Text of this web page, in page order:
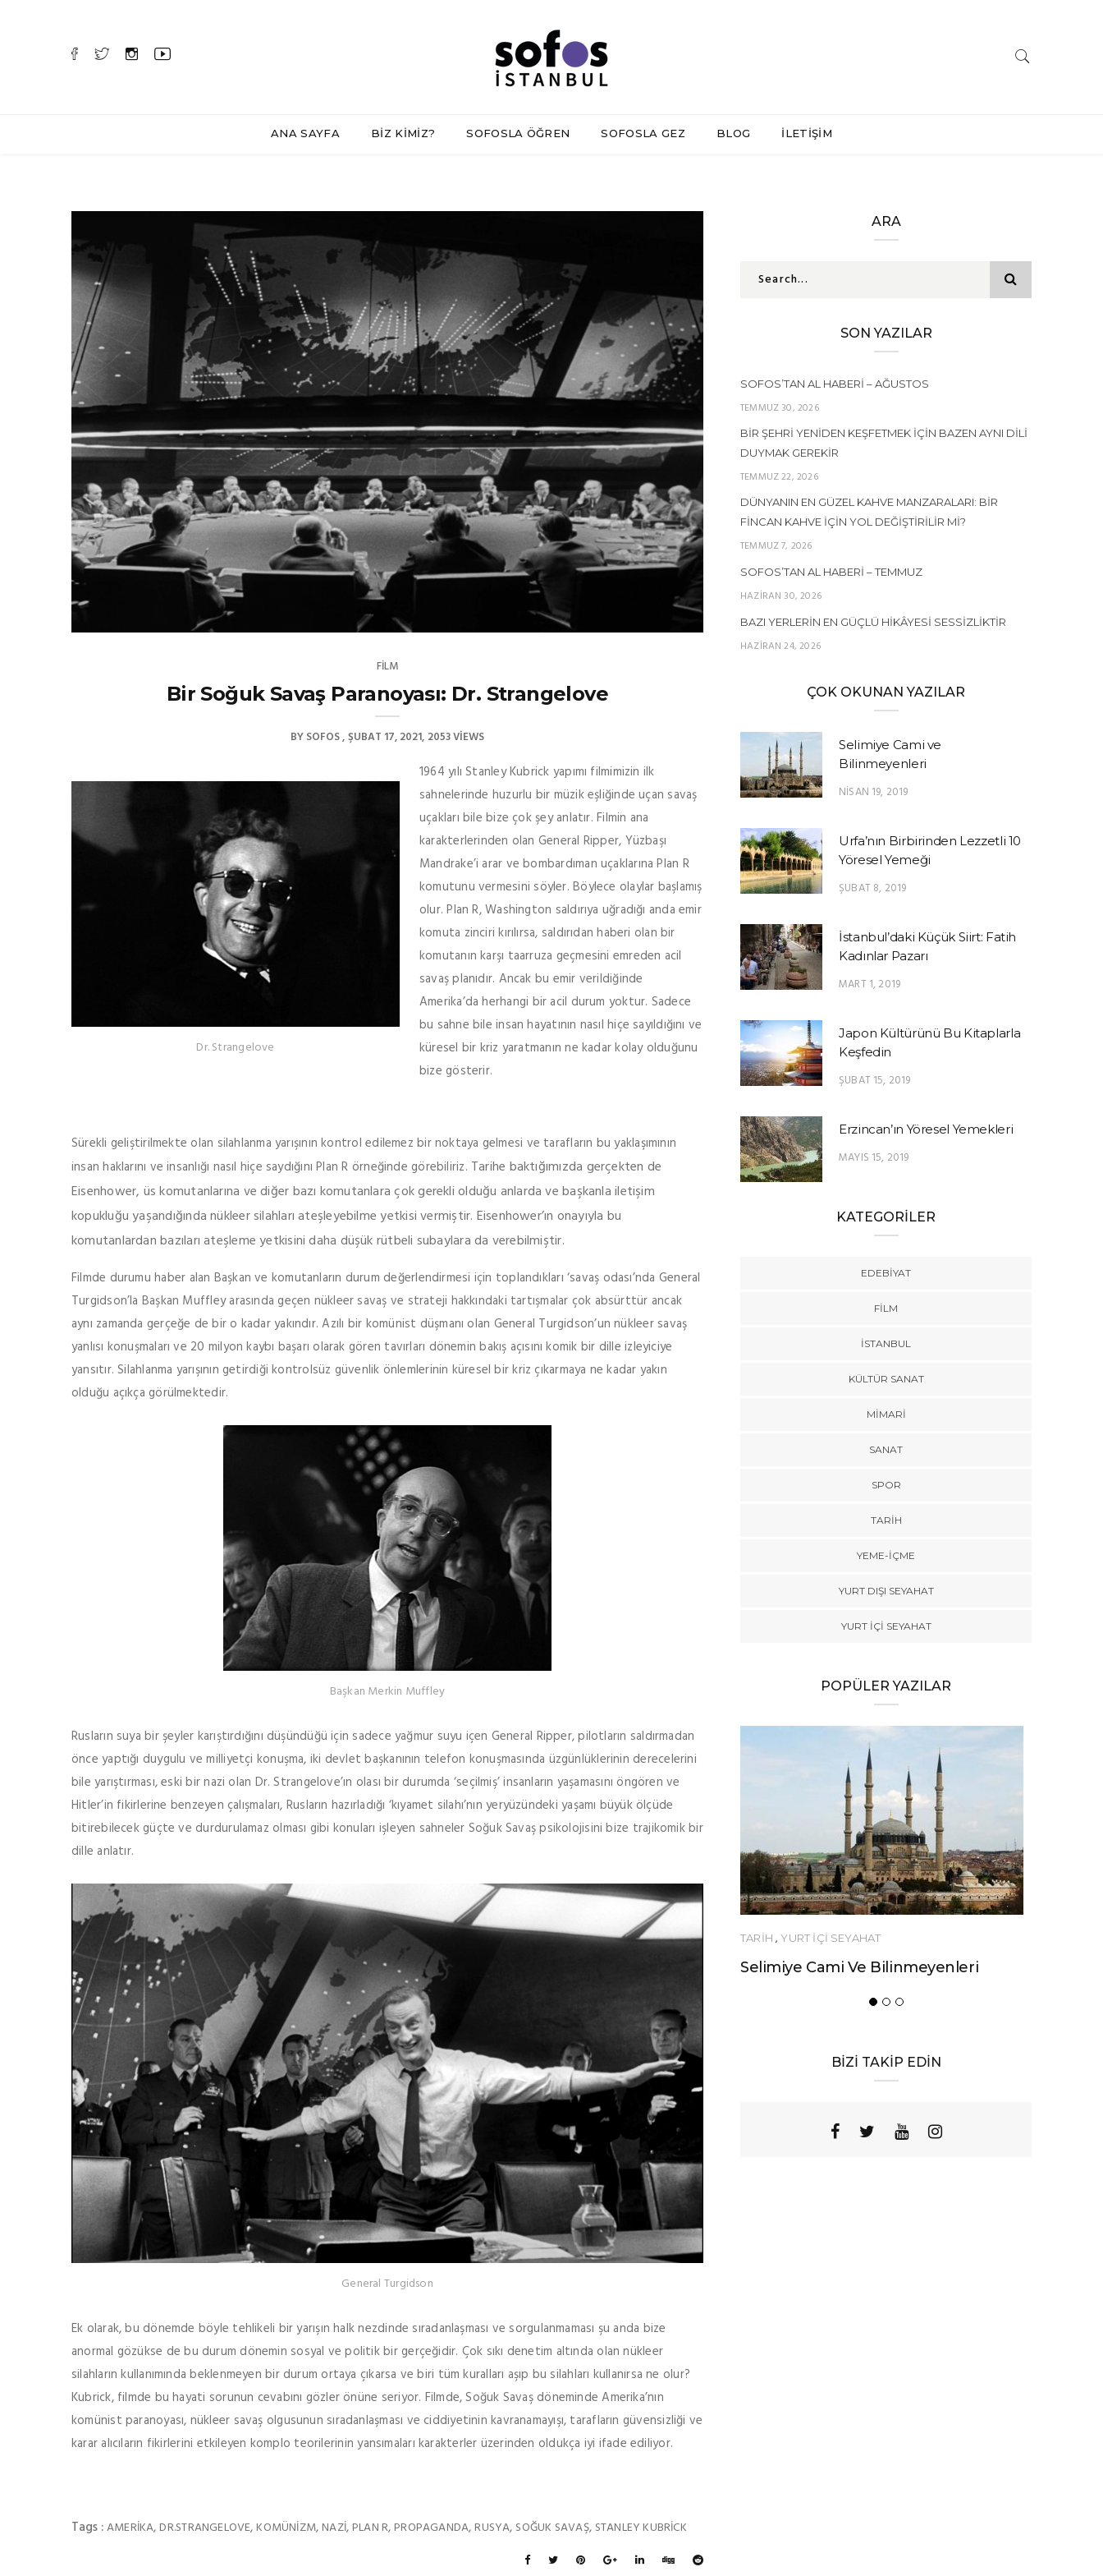
ANA SAYFA BİZ KİMİZ? SOFOSLA ÖĞREN SOFOSLA GEZ BLOG İLETİŞİM
FILM
Bir Soğuk Savaş Paranoyası: Dr. Strangelove
BYSOFOS ŞUBAT 17, 2021 2053 VIEWS
Dr. Strangelove
1964 yılı Stanley Kubrick yapımı filmimizin ilk
sahnelerinde huzurlu bir müzik eşliğinde uçan savaş
uçakları bile bize çok şey anlatır. Filmin ana
karakterlerinden olan General Ripper, Yüzbaşı
Mandrake’i arar ve bombardıman uçaklarına Plan R
komutunu vermesini söyler. Böylece olaylar başlamış
olur. Plan R, Washington saldırıya uğradığı anda emir
komuta zinciri kırılırsa, saldırıdan haberi olan bir
komutanın karşı taarruza geçmesini emreden acil
savaş planıdır. Ancak bu emir verildiğinde
Amerika’da herhangi bir acil durum yoktur. Sadece
bu sahne bile insan hayatının nasıl hiçe sayıldığını ve
küresel bir kriz yaratmanın ne kadar kolay olduğunu
bize gösterir.
Sürekli geliştirilmekte olan silahlanma yarışının kontrol edilemez bir noktaya gelmesi ve tarafların bu yaklaşımının
insan haklarını ve insanlığı nasıl hiçe saydığını Plan R örneğinde görebiliriz. Tarihe baktığımızda gerçekten de
Eisenhower, üs komutanlarına ve diğer bazı komutanlara çok gerekli olduğu anlarda ve başkanla iletişim
kopukluğu yaşandığında nükleer silahları ateşleyebilme yetkisi vermiştir. Eisenhower’ın onayıyla bu
komutanlardan bazıları ateşleme yetkisini daha düşük rütbeli subaylara da verebilmiştir.
Filmde durumu haber alan Başkan ve komutanların durum değerlendirmesi için toplandıkları ‘savaş odası’nda General
Turgidson’la Başkan Muffley arasında geçen nükleer savaş ve strateji hakkındaki tartışmalar çok absürttür ancak
aynı zamanda gerçeğe de bir o kadar yakındır. Azılı bir komünist düşmanı olan General Turgidson’un nükleer savaş
yanlısı konuşmaları ve 20 milyon kaybı başarı olarak gören tavırları dönemin bakış açısını komik bir dille izleyiciye
yansıtır. Silahlanma yarışının getirdiği kontrolsüz güvenlik önlemlerinin küresel bir kriz çıkarmaya ne kadar yakın
olduğu açıkça görülmektedir.
Başkan Merkin Muffley
Rusların suya bir şeyler karıştırdığını düşündüğü için sadece yağmur suyu içen General Ripper, pilotların saldırmadan
önce yaptığı duygulu ve milliyetçi konuşma, iki devlet başkanının telefon konuşmasında üzgünlüklerinin derecelerini
bile yarıştırması, eski bir nazi olan Dr. Strangelove’ın olası bir durumda ‘seçilmiş’ insanların yaşamasını öngören ve
Hitler’in fikirlerine benzeyen çalışmaları, Rusların hazırladığı ‘kıyamet silahı’nın yeryüzündeki yaşamı büyük ölçüde
bitirebilecek güçte ve durdurulamaz olması gibi konuları işleyen sahneler Soğuk Savaş psikolojisini bize trajikomik bir
dille anlatır.
General Turgidson
Ek olarak, bu dönemde böyle tehlikeli bir yarışın halk nezdinde sıradanlaşması ve sorgulanmaması şu anda bize
anormal gözükse de bu durum dönemin sosyal ve politik bir gerçeğidir. Çok sıkı denetim altında olan nükleer
silahların kullanımında beklenmeyen bir durum ortaya çıkarsa ve biri tüm kuralları aşıp bu silahları kullanırsa ne olur?
Kubrick, filmde bu hayati sorunun cevabını gözler önüne seriyor. Filmde, Soğuk Savaş döneminde Amerika’nın
komünist paranoyası, nükleer savaş olgusunun sıradanlaşması ve ciddiyetinin kavranamayışı, tarafların güvensizliği ve
karar alıcıların fikirlerini etkileyen komplo teorilerinin yansımaları karakterler üzerinden oldukça iyi ifade ediliyor.
Tags :AMERIKA, DR.STRANGELOVE, KOMÜNIZM, NAZI, PLAN R, PROPAGANDA, RUSYA, SOĞUK SAVAŞ, STANLEY KUBRICK
ARA
SON YAZILAR
SOFOS’TAN AL HABERI – AĞUSTOS
TEMMUZ 30, 2026
BIR ŞEHRI YENIDEN KEŞFETMEK İÇIN BAZEN AYNI DILI
DUYMAK GEREKIR
TEMMUZ 22, 2026
DÜNYANIN EN GÜZEL KAHVE MANZARALARI: BIR
FINCAN KAHVE İÇIN YOL DEĞIŞTIRILIR MI?
TEMMUZ 7, 2026
SOFOS’TAN AL HABERI – TEMMUZ
HAZIRAN 30, 2026
BAZI YERLERIN EN GÜÇLÜ HIKÂYESI SESSIZLIKTIR
HAZIRAN 24, 2026
ÇOK OKUNAN YAZILAR
Selimiye Cami ve
Bilinmeyenleri
NISAN 19, 2019
Urfa’nın Birbirinden Lezzetli 10
Yöresel Yemeği
ŞUBAT 8, 2019
İstanbul’daki Küçük Siirt: Fatih
Kadınlar Pazarı
MART 1, 2019
Japon Kültürünü Bu Kitaplarla
Keşfedin
ŞUBAT 15, 2019
Erzincan’ın Yöresel Yemekleri
MAYIS 15, 2019
KATEGORİLER
EDEBIYAT
FILM
İSTANBUL
KÜLTÜR SANAT
MIMARI
SANAT
SPOR
TARİH
YEME-İÇME
YURT DIŞI SEYAHAT
YURT İÇİ SEYAHAT
POPÜLER YAZILAR
YEME-İÇME
Urfa’nın Birbirinden Lezzetli 10 Yöresel